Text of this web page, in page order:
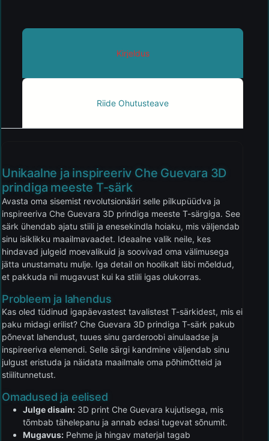
Kirjeldus
Riide Ohutusteave
Unikaalne ja inspireeriv Che Guevara 3D
prindiga meeste T-särk
Avasta oma sisemist revolutsionääri selle pilkupüüdva ja
inspireeriva Che Guevara 3D prindiga meeste T-särgiga. See
särk ühendab ajatu stiili ja enesekindla hoiaku, mis väljendab
sinu isiklikku maailmavaadet. Ideaalne valik neile, kes
hindavad julgeid moevalikuid ja soovivad oma välimusega
jätta unustamatu mulje. Iga detail on hoolikalt läbi mõeldud,
et pakkuda nii mugavust kui ka stiili igas olukorras.
Probleem ja lahendus
Kas oled tüdinud igapäevastest tavalistest T-särkidest, mis ei
paku midagi erilist? Che Guevara 3D prindiga T-särk pakub
põnevat lahendust, tuues sinu garderoobi ainulaadse ja
inspireeriva elemendi. Selle särgi kandmine väljendab sinu
julgust eristuda ja näidata maailmale oma põhimõtteid ja
stiilitunnetust.
Omadused ja eelised
Julge disain: 3D print Che Guevara kujutisega, mis
tõmbab tähelepanu ja annab edasi tugevat sõnumit.
Mugavus: Pehme ja hingav materjal tagab